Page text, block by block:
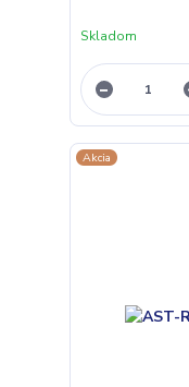
Skladom
Akcia